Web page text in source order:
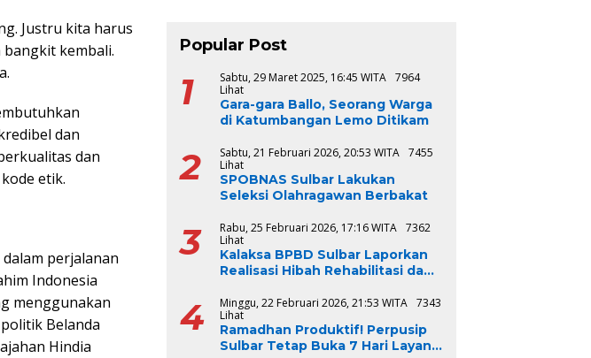
Justru kita harus
kembali.
dan
dan
etik.
perjalanan
Indonesia
menggunakan
Belanda
Hindia
Popular Post
1 Sabtu, 29 Maret 2025, 16:45 WITA
7964
Lihat
Gara-gara Ballo, Seorang Warga
di Katumbangan Lemo Ditikam
2 Sabtu, 21 Februari 2026, 20:53 WITA
7455
Lihat
SPOBNAS Sulbar Lakukan
Seleksi Olahragawan Berbakat
3 Rabu, 25 Februari 2026, 17:16 WITA
7362
Lihat
Kalaksa BPBD Sulbar Laporkan
Realisasi Hibah Rehabilitasi dan
2024-2025, Capai 100 Persen
4 Minggu, 22 Februari 2026, 21:53 WITA
7343
Lihat
Ramadhan Produktif! Perpusip
Sulbar Tetap Buka 7 Hari Layani